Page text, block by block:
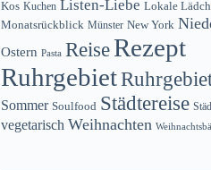
Kos Kuchen Listen-Liebe Lokale
Monatsrückblick Münster New York
Ostern Pasta ReiseRezept
Ruhrgebiet
Sommer Soulfood Städtereise
vegetarisch Weihnachten